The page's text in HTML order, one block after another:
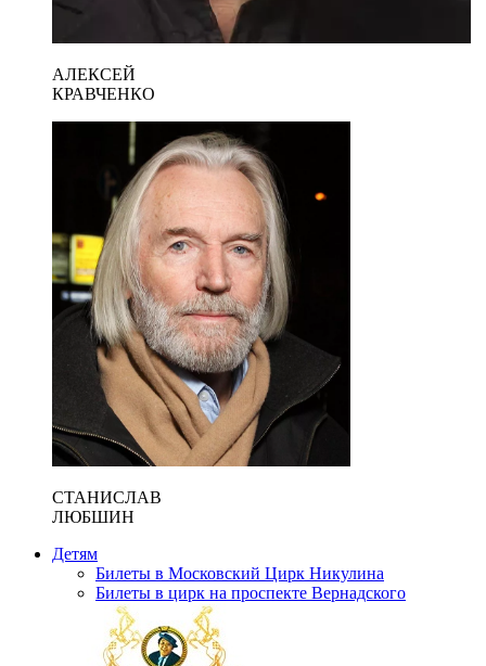
АЛЕКСЕЙ
КРАВЧЕНКО
СТАНИСЛАВ
ЛЮБШИН
Детям
Билеты в Московский Цирк Никулина
Билеты в цирк на проспекте Вернадского